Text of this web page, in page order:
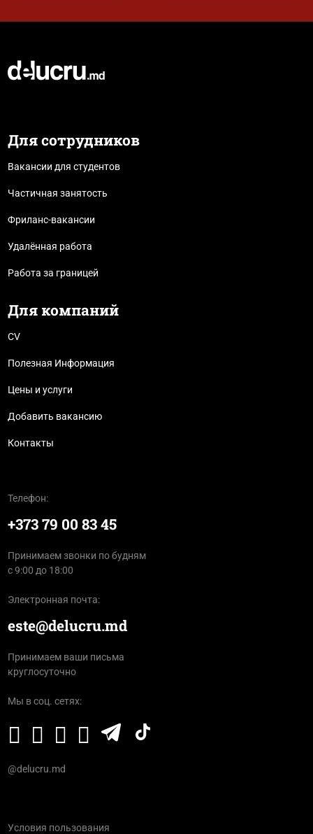
Для сотрудников
Вакансии для студентов
Частичная занятость
Фриланс-вакансии
Удалённая работа
Работа за границей
Для компаний
CV
Полезная Информация
Цены и услуги
Добавить вакансию
Контакты
Телефон:
+373 79 00 83 45
Принимаем звонки по будням
с 9:00 до 18:00
Электронная почта:
este@delucru.md
Принимаем ваши письма
круглосуточно
Мы в соц. сетях:
@delucru.md
Условия пользования